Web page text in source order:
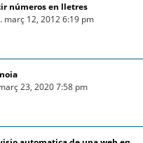
números en lletres
març 12, 2012 6:19 pm
23, 2020 7:58 pm